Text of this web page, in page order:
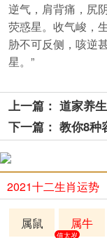
逆气，肩背痛，尻
荧惑星。收气峻，
胁不可反侧，咳逆
星。”
上一篇： 道家养
下一篇： 教你8种
2021十二生肖运势
属鼠 属牛
值太岁